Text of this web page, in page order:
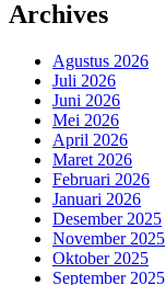
Archives
Agustus 2026
Juli 2026
Juni 2026
Mei 2026
April 2026
Maret 2026
Februari 2026
Januari 2026
Desember 2025
November 2025
Oktober 2025
September 2025